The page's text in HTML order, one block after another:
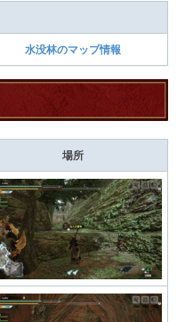
水没林のマップ情報
場所